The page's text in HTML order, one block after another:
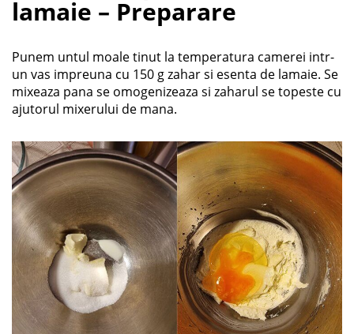
lamaie – Preparare
Punem untul moale tinut la temperatura camerei intr-
un vas impreuna cu 150 g zahar si esenta de lamaie. Se
mixeaza pana se omogenizeaza si zaharul se topeste cu
ajutorul mixerului de mana.